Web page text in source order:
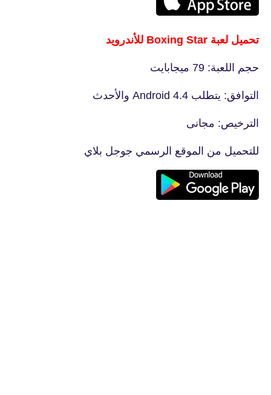
تحميل لعبة Boxing Star للأندرويد
حجم اللعبة: 79 ميجابايت
التوافق: يتطلب Android 4.4 والأحدث
الترخيص: مجانى
للتحميل من الموقع الرسمي جوجل بلاي